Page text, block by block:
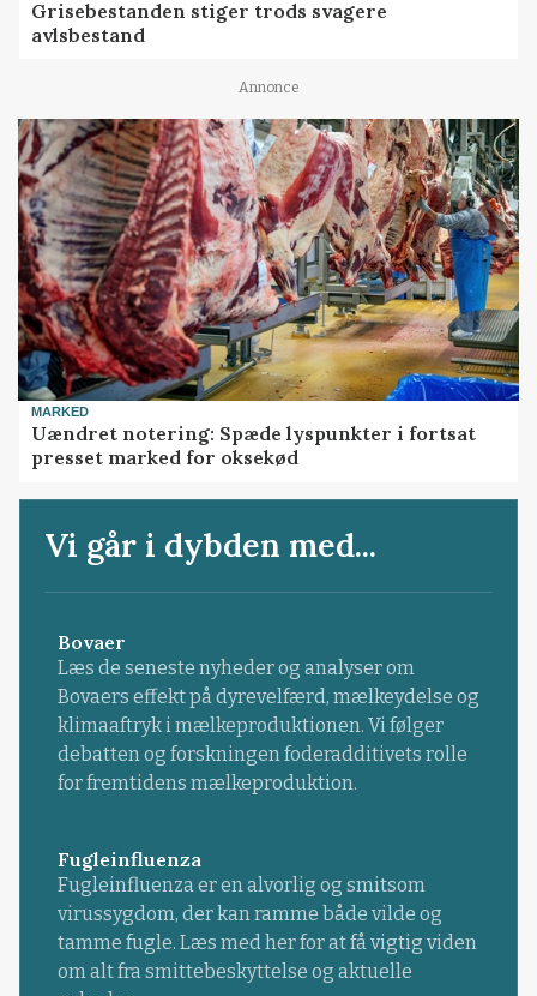
Grisebestanden stiger trods svagere
avlsbestand
Annonce
MARKED
Uændret notering: Spæde lyspunkter i fortsat
presset marked for oksekød
Vi går i dybden med...
Bovaer
Læs de seneste nyheder og analyser om
Bovaers effekt på dyrevelfærd, mælkeydelse og
klimaaftryk i mælkeproduktionen. Vi følger
debatten og forskningen foderadditivets rolle
for fremtidens mælkeproduktion.
Fugleinfluenza
Fugleinfluenza er en alvorlig og smitsom
virussygdom, der kan ramme både vilde og
tamme fugle. Læs med her for at få vigtig viden
om alt fra smittebeskyttelse og aktuelle